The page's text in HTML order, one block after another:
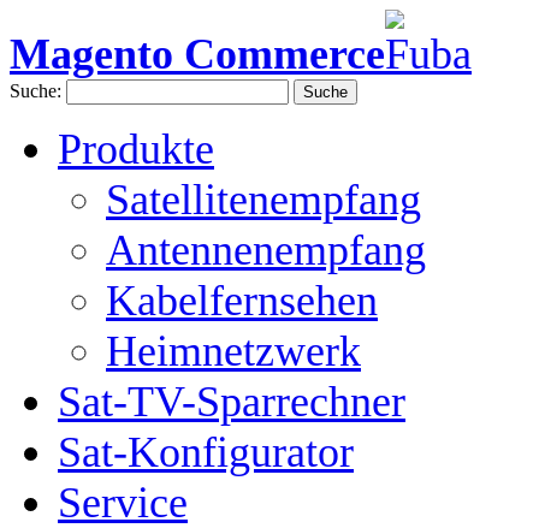
Magento Commerce
Suche: Suche
Produkte
Satellitenempfang
Antennenempfang
Kabelfernsehen
Heimnetzwerk
Sat-TV-Sparrechner
Sat-Konfigurator
Service